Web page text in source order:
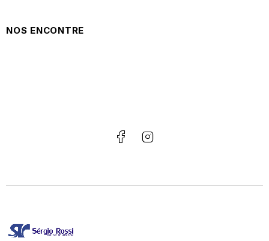
NOS ENCONTRE